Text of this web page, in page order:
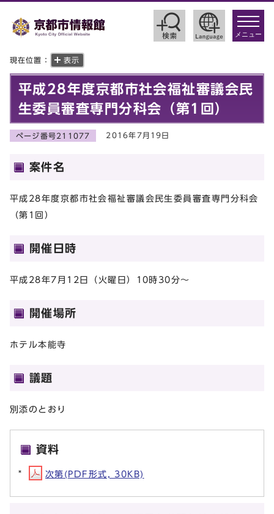
toggle
メニュー
現在位置： 表示
平成28年度京都市社会福祉審議会民
生委員審査専門分科会（第1回）
ページ番号211077 2016年7月19日
案件名
平成28年度京都市社会福祉審議会民生委員審査専門分科会
（第1回）
開催日時
平成28年7月12日（火曜日）10時30分～
開催場所
ホテル本能寺
議題
別添のとおり
資料
次第(PDF形式, 30KB)